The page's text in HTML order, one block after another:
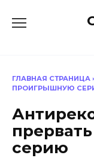
ГЛАВНАЯ СТРАНИЦА
ПРОИГРЫШНУЮ
серию